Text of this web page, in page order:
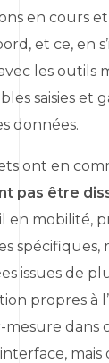
en cours et
et ce, en
les outils
saisies et
données.
ont en
pas être
en mobilité,
spécifiques,
issues de
propres à
dans
mais